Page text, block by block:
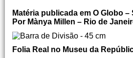
Matéria publicada em O Globo
Por Mànya Millen – Rio de
Folia Real no Museu da